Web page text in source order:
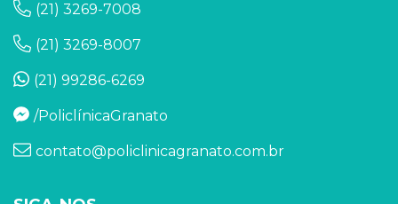
(21) 3269-7008
(21) 3269-8007
(21) 99286-6269
/PoliclínicaGranato
contato@policlinicagranato.com.br